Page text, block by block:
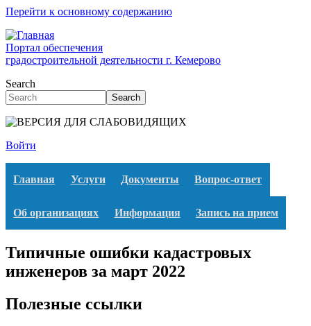
Перейти к основному содержанию
Портал обеспечения
градостроительной деятельности г. Кемерово
Search
Search
Войти
Главная Услуги Документы Вопрос-ответ
Об организациях Информация Запись на прием
Типичные ошибки кадастровых
инженеров за март 2022
Полезные ссылки